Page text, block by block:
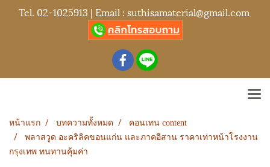
Tel. 02-1025913 | Email : suthisamaterial@gmail.com
หน้าแรก บทความทั้งหมด
คอนเทน content
พลาสวูด อะคริลิคขอนแก่น และภาคอีสาน ราคาเท่าหน้าโรงงาน
กรุงเทพ ทนทานคุ้มค่า